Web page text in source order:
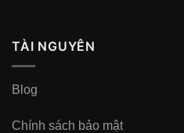
TÀI NGUYÊN
Blog
Chính sách bảo mật